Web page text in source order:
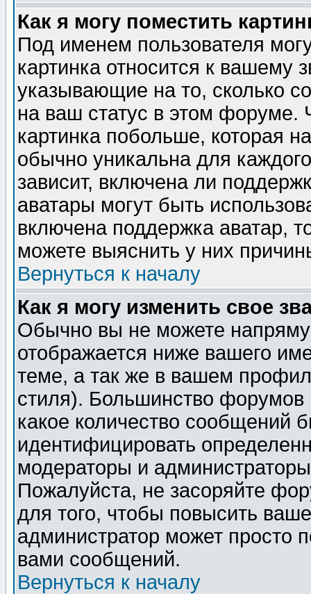
Как я могу поместить
Под именем пользователя
картинка относится к вашему
указывающие на то, сколько
на ваш статус в этом форуме.
картинка побольше, которая
обычно уникальна для
зависит, включена ли
аватары могут быть
включена поддержка аватар,
можете выяснить у них
Вернуться к началу
Как я могу изменить свое
Обычно вы не можете
отображается ниже вашего
теме, а так же в вашем
стиля). Большинство форумов
какое количество сообщений
идентифицировать
модераторы и
Пожалуйста, не засоряйте
для того, чтобы повысить
администратор может просто
вами сообщений.
Вернуться к началу